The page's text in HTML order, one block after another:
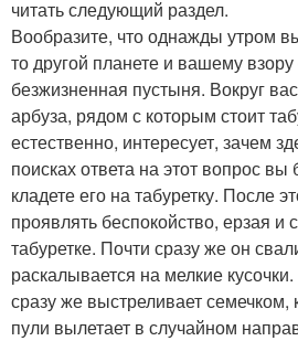
читать следующий раздел.
Вообразите, что однажды утром
то другой планете и вашему
безжизненная пустыня. Вокруг
арбуза, рядом с которым стоит
естественно, интересует, зачем
поисках ответа на этот вопрос вы
кладете его на табуретку. После
проявлять беспокойство, ерзая и
табуретке. Почти сразу же он
раскалывается на мелкие
сразу же выстреливает семечком,
пули вылетает в случайном